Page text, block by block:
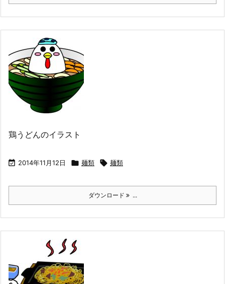
鶏うどんのイラスト
 2014年11月12日  麺類  麺類
ダウンロード ...